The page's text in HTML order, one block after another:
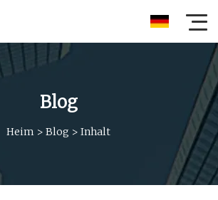
Blog
Heim > Blog > Inhalt